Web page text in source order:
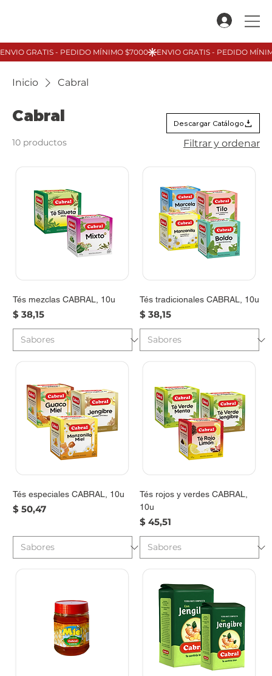
Inicio Cabral
Cabral
10 productos Filtrar y ordenar
Tés mezclas CABRAL, 10u
Precio
$ 38,15
Tés tradicionales CABRAL, 10u
Precio
$ 38,15
Tés especiales CABRAL, 10u
Precio
$ 50,47
Tés rojos y verdes CABRAL,
10u
Precio
$ 45,51
Descargar Catálogo